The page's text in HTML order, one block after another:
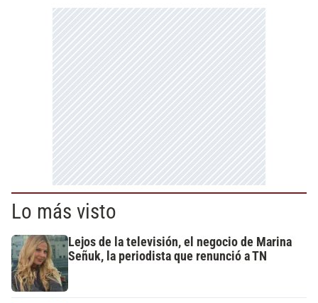
Lo más visto
Lejos de la televisión, el negocio de Marina
Señuk, la periodista que renunció a TN